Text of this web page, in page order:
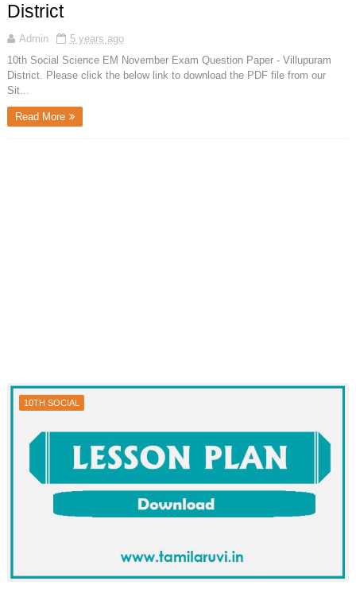
District
Admin
5 years ago
10th Social Science EM November Exam Question Paper - Villupuram
District. Please click the below link to download the PDF file from our
Sit...
Read More
10TH SOCIAL